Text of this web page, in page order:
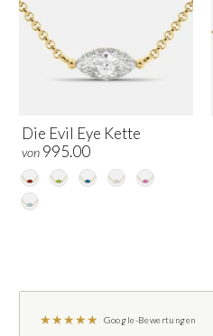
Die Evil Eye Kette
von 995.00
★★★★★ Google-Bewertungen